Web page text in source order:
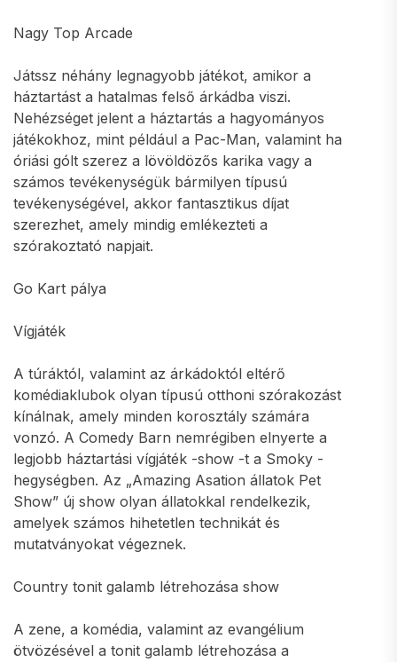
Nagy Top Arcade
Játssz néhány legnagyobb játékot, amikor a
háztartást a hatalmas felső árkádba viszi.
Nehézséget jelent a háztartás a hagyományos
játékokhoz, mint például a Pac-Man, valamint ha
óriási gólt szerez a lövöldözős karika vagy a
számos tevékenységük bármilyen típusú
tevékenységével, akkor fantasztikus díjat
szerezhet, amely mindig emlékezteti a
szórakoztató napjait.
Go Kart pálya
Vígjáték
A túráktól, valamint az árkádoktól eltérő
komédiaklubok olyan típusú otthoni szórakozást
kínálnak, amely minden korosztály számára
vonzó. A Comedy Barn nemrégiben elnyerte a
legjobb háztartási vígjáték -show -t a Smoky -
hegységben. Az „Amazing Asation állatok Pet
Show” új show olyan állatokkal rendelkezik,
amelyek számos hihetetlen technikát és
mutatványokat végeznek.
Country tonit galamb létrehozása show
A zene, a komédia, valamint az evangélium
ötvözésével a tonit galamb létrehozása a